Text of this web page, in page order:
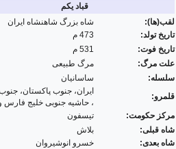
قباد یکم
لقب(ها):
شاه بزرگ شاهنشاه ایران
تاریخ تولد:
473 م
تاریخ فوت:
531 م
علت مرگ:
مرگ طبیعی
سلسله:
ساسانیان
قلمرو:
ایران، جنوب پاکستان،
، حاشیه جنوبی خلیج فارس
مرکز حکومت:
تیسفون
شاه قبلی:
بلاش
شاه بعدی:
خسرو انوشیروان